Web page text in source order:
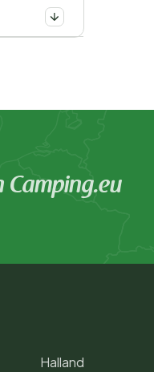
Camping.eu
Halland